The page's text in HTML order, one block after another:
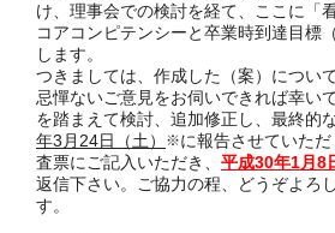
け、理事会での検討を経て、ここに「
コアコンピテンシーと卒業時到達目標
します。
つきましては、作成した（案）につい
忌憚ないご意見をお伺いできれば幸い
を踏まえて検討、追加修正し、最終的
年3月24日（土）
※に報告させていた
査票にご記入いただき、 平成30年1月8
返信下さい。ご協力の程、どうぞよろ
す。